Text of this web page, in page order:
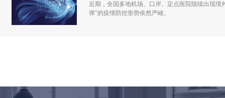
近期，全国多地机场、口岸、定点医院陆续出现
弹”的疫情防控形势依然严峻。